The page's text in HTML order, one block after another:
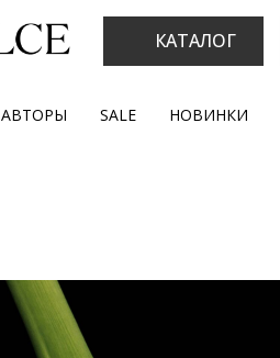
КАТАЛОГ
АВТОРЫ SALE НОВИНКИ